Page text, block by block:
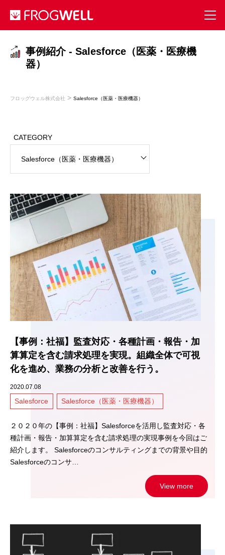
事例紹介 - Salesforce（医薬・医療機
器）
フロッグウェル株式会社 > Salesforce（医薬・医療機器）
CATEGORY
【事例：社福】監査対応・各種計画・報告・加
算算定を含む請求処理を実現。組織全体で可視
化を進め、業務の分析と改善を行う。
2020.07.08
Salesforce Salesforce（医薬・医療機器）
２０２０年の【事例：社福】Salesforceを活用し監査対応・各
種計画・報告・加算算定を含む請求処理の実現事例を今回はご
紹介します。 Salesforceのコンサルティングまでの背景や目的
Salesforceのコンサ…
View more